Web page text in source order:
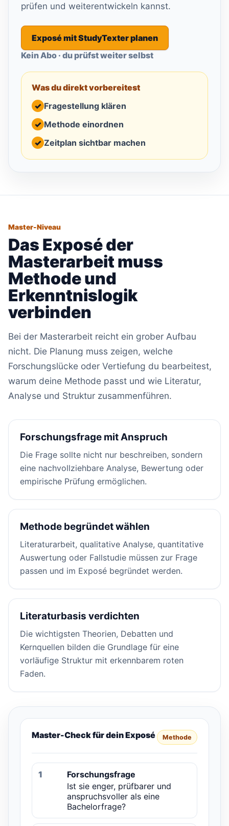
prüfen und weiterentwickeln kannst.
Exposé mit StudyTexter planen
Kein Abo · du prüfst weiter selbst
Was du direkt vorbereitest
✓ Fragestellung klären
✓ Methode einordnen
✓ Zeitplan sichtbar machen
Master-Niveau
Das Exposé der
Masterarbeit muss
Methode und
Erkenntnislogik
verbinden
Bei der Masterarbeit reicht ein grober Aufbau
nicht. Die Planung muss zeigen, welche
Forschungslücke oder Vertiefung du bearbeitest,
warum deine Methode passt und wie Literatur,
Analyse und Struktur zusammenführen.
Forschungsfrage mit Anspruch
Die Frage sollte nicht nur beschreiben, sondern
eine nachvollziehbare Analyse, Bewertung oder
empirische Prüfung ermöglichen.
Methode begründet wählen
Literaturarbeit, qualitative Analyse, quantitative
Auswertung oder Fallstudie müssen zur Frage
passen und im Exposé begründet werden.
Literaturbasis verdichten
Die wichtigsten Theorien, Debatten und
Kernquellen bilden die Grundlage für eine
vorläufige Struktur mit erkennbarem roten
Faden.
Master-Check für dein Exposé Methode
1
Forschungsfrage
Ist sie enger, prüfbarer und
anspruchsvoller als eine
Bachelorfrage?